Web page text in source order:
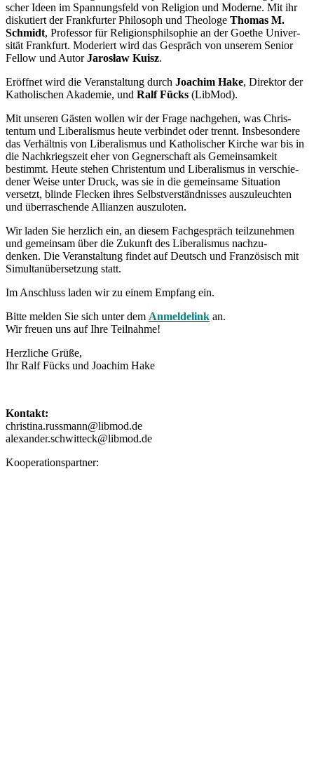
scher Ideen im Spannungsfeld von Religion und Moderne. Mit ihr
disku­tiert der Frank­furter Philosoph und Theologe Thomas M.
Schmidt, Professor für Religi­ons­phils­ophie an der Goethe Univer­
sität Frankfurt. Moderiert wird das Gespräch von unserem Senior
Fellow und AutorJarosław Kuisz.
Eröffnet wird die Veran­staltung durch Joachim Hake, Direktor der
Katho­li­schen Akademie, und Ralf Fücks (LibMod).
Mit unseren Gästen wollen wir der Frage nachgehen, was Chris­
tentum und Libera­lismus heute verbindet oder trennt. Insbe­sondere
das Verhältnis von Libera­lismus und Katho­li­scher Kirche war bis in
die Nachkriegszeit eher von Gegner­schaft als Gemein­samkeit
bestimmt. Heute stehen Chris­tentum und Libera­lismus in verschie­
dener Weise unter Druck, was sie in die gemeinsame Situation
versetzt, blinde Flecken ihres Selbst­ver­ständ­nisses auszu­leuchten
und überra­schende Allianzen auszuloten.
Wir laden Sie herzlich ein, an diesem Fachge­spräch teilzu­nehmen
und gemeinsam über die Zukunft des Libera­lismus nachzu­
denken. Die Veran­staltung findet auf Deutsch und Franzö­sisch mit
Simul­tan­über­setzung statt.
Im Anschluss laden wir zu einem Empfang ein.
Bitte melden Sie sich unter dem Anmel­delink an.
Wir freuen uns auf Ihre Teilnahme!
Herzliche Grüße,
Ihr Ralf Fücks und Joachim Hake
Kontakt:
christina.russmann@libmod.de
alexander.schwitteck@libmod.de
Koope­ra­ti­ons­partner: